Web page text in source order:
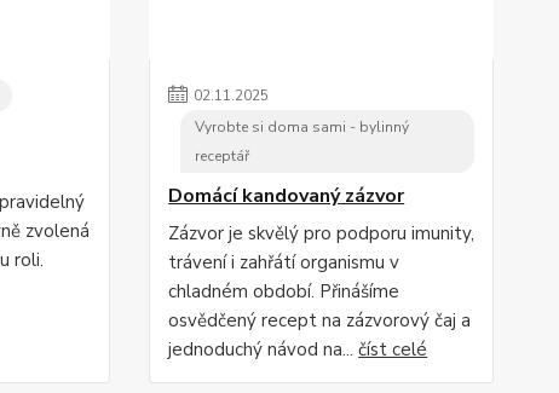
zvolená
roli.
02.11.2025
Vyrobte si doma sami - bylinný
receptář
Domácí kandovaný zázvor
Zázvor je skvělý pro podporu imunity,
trávení i zahřátí organismu v
chladném období. Přinášíme
osvědčený recept na zázvorový čaj a
jednoduchý návod na...číst celé